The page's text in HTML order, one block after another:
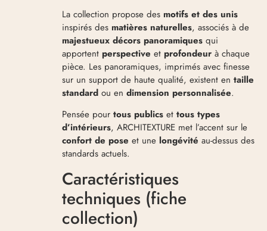
La collection propose des motifs et des unis
inspirés des matières naturelles, associés à de
majestueux décors panoramiques qui
apportentperspective etprofondeur à chaque
pièce. Les panoramiques, imprimés avec finesse
sur un support de haute qualité, existent entaille
standard ou endimension personnalisée.
Pensée pourtous publics ettous types
d’intérieurs, ARCHITEXTURE met l’accent sur le
confort de pose et une longévité au-dessus des
standards actuels.
Caractéristiques
techniques (fiche
collection)